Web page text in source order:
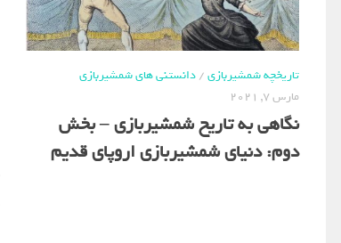
تاریخچه شمشیربازی/دانستنی های شمشیربازی
مارس 7, 2021
نگاهی به تاریخ شمشیربازی – بخش
دوم: دنیای شمشیربازی اروپای قدیم